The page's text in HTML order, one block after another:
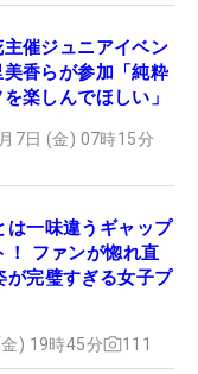
催ジュニアイベン
美香らが参加「純粋
楽しんでほしい」
7日 (金) 07時15分
は一味違うギャップ
！ ファンが惚れ直
が完璧すぎる女子プ
) 19時45分 111